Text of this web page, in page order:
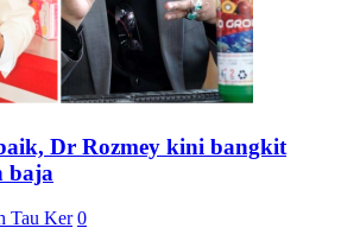
Dr Rozmey kini bangkit
baja
Tau Ker 0